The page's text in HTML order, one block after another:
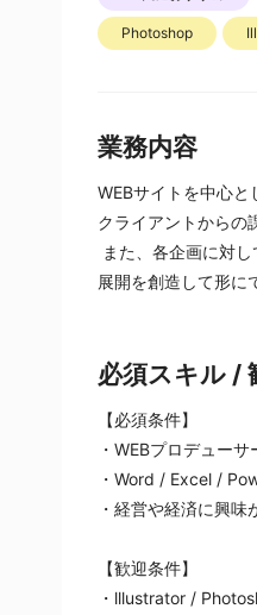
Photoshop
業務内容
WEBサイトを中心と
クライアントからの
展開を創造して形に
必須スキル /
【必須条件】
・WEBプロデュー
・Word / Excel /
・経営や経済に興
【歓迎条件】
・lllustrator /